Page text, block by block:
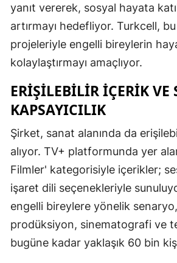
yanıt vererek, sosyal hayata
artırmayı hedefliyor. Turkcell,
projeleriyle engelli bireylerin
kolaylaştırmayı amaçlıyor.
ERIŞILEBILIR İÇERIK VE
KAPSAYICILIK
Şirket, sanat alanında da
alıyor. TV+ platformunda yer
Filmler' kategorisiyle içerikler;
işaret dili seçenekleriyle
engelli bireylere yönelik
prodüksiyon, sinematografi ve
bugüne kadar yaklaşık 60 bin